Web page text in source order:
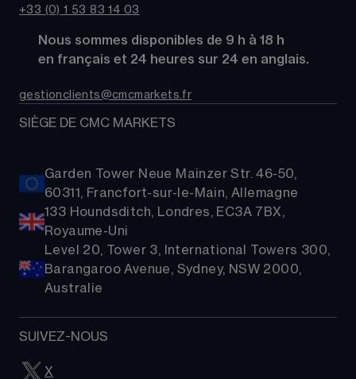
ETFs
Paniers d'Actions
Nos analystes de marché
Support
+33 (0) 1 53 83 14 03
      Nous sommes disponibles de 9 h à 18 h
      en français et 24 heures sur 24 en anglais.
gestionclients@cmcmarkets.fr
SIÈGE DE CMC MARKETS
Garden Tower Neue Mainzer Str. 46-50,
60311, Francfort-sur-le-Main, Allemagne
133 Houndsditch, Londres, EC3A 7BX,
Royaume-Uni
Level 20, Tower 3, International Towers 300,
Barangaroo Avenue, Sydney, NSW 2000,
Australie
SUIVEZ-NOUS
X